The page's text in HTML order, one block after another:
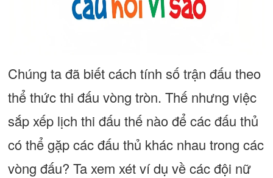
Chúng ta đã biết cách tính số trận đấu theo
thể thức thi đấu vòng tròn. Thế nhưng việc
sắp xếp lịch thi đấu thế nào để các đấu thủ
có thể gặp các đấu thủ khác nhau trong các
vòng đấu? Ta xem xét ví dụ về các đội nữ